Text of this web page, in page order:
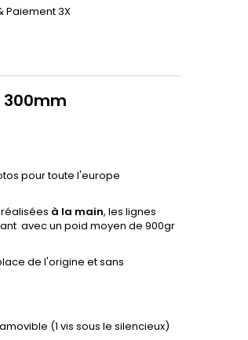
Paiement 3X
300mm
pour toute l'europe
à la main, les lignes
avec un poid moyen de 900gr
de l'origine et sans
(1 vis sous le silencieux)